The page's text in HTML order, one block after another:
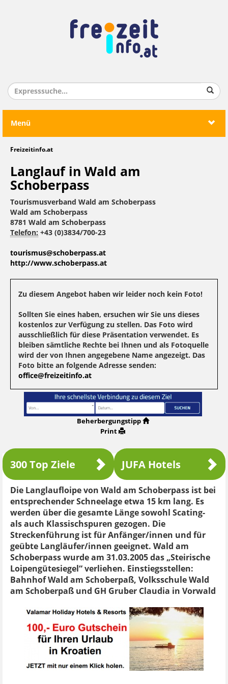
Menü
Freizeitinfo.at
Langlauf in Wald am
Schoberpass
Tourismusverband Wald am Schoberpass
Wald am Schoberpass
8781 Wald am Schoberpass
Telefon: +43 (0)3834/700-23
tourismus@schoberpass.at
http://www.schoberpass.at
Zu diesem Angebot haben wir leider noch kein Foto!
Sollten Sie eines haben, ersuchen wir Sie uns dieses
kostenlos zur Verfügung zu stellen. Das Foto wird
ausschließlich für diese Präsentation verwendet. Es
bleiben sämtliche Rechte bei Ihnen und als Fotoquelle
wird der von Ihnen angegebene Name angezeigt. Das
Foto bitte an folgende Adresse senden:
office@freizeitinfo.at
Beherbergungstipp
Print
300 Top Ziele JUFA Hotels
Die Langlaufloipe von Wald am Schoberpass ist bei
entsprechender Schneelage etwa 15 km lang. Es
werden über die gesamte Länge sowohl Scating-
als auch Klassischspuren gezogen. Die
Streckenführung ist für Anfänger/innen und für
geübte Langläufer/innen geeignet. Wald am
Schoberpass wurde am 31.03.2005 das „Steirische
Loipengütesiegel“ verliehen. Einstiegsstellen:
Bahnhof Wald am Schoberpaß, Volksschule Wald
am Schoberpaß und GH Gruber Claudia in Vorwald